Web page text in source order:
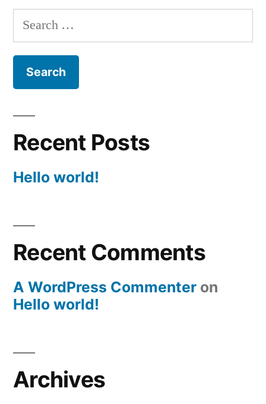
Search
for:
Recent Posts
Hello world!
Recent Comments
A WordPress Commenter on
Hello world!
Archives